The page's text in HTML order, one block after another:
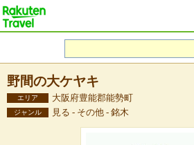
野間の大ケヤキ
エリア 大阪府豊能郡能勢町
ジャンル 見る - その他 - 銘木